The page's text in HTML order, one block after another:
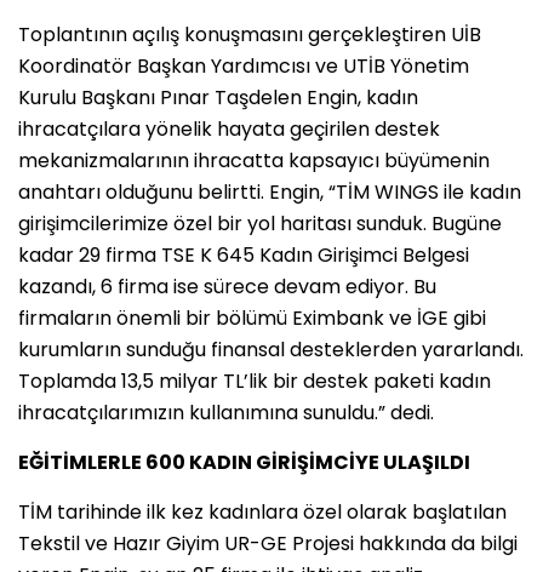
Toplantının açılış konuşmasını gerçekleştiren UİB
Koordinatör Başkan Yardımcısı ve UTİB Yönetim
Kurulu Başkanı Pınar Taşdelen Engin, kadın
ihracatçılara yönelik hayata geçirilen destek
mekanizmalarının ihracatta kapsayıcı büyümenin
anahtarı olduğunu belirtti. Engin, “TİM WINGS ile kadın
girişimcilerimize özel bir yol haritası sunduk. Bugüne
kadar 29 firma TSE K 645 Kadın Girişimci Belgesi
kazandı, 6 firma ise sürece devam ediyor. Bu
firmaların önemli bir bölümü Eximbank ve İGE gibi
kurumların sunduğu finansal desteklerden yararlandı.
Toplamda 13,5 milyar TL’lik bir destek paketi kadın
ihracatçılarımızın kullanımına sunuldu.” dedi.
EĞİTİMLERLE 600 KADIN GİRİŞİMCİYE ULAŞILDI
TİM tarihinde ilk kez kadınlara özel olarak başlatılan
Tekstil ve Hazır Giyim UR-GE Projesi hakkında da bilgi